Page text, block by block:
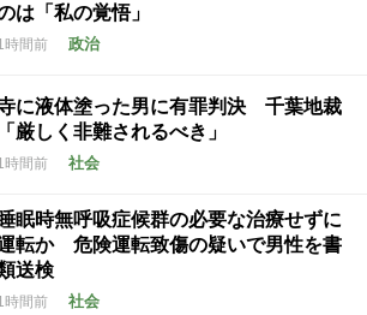
は「私の覚悟」
時間前 政治
に液体塗った男に有罪判決 千葉地裁
「厳しく非難されるべき」
時間前 社会
睡眠時無呼吸症候群の必要な治療せずに
転か 危険運転致傷の疑いで男性を書
送検
時間前 社会